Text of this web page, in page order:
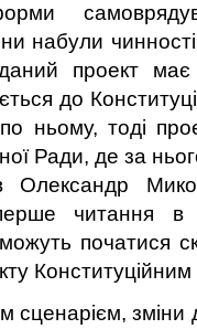
набули
проект має
до
ньому, тоді
Ради, де за
Олександр
читання в
початися
зміни